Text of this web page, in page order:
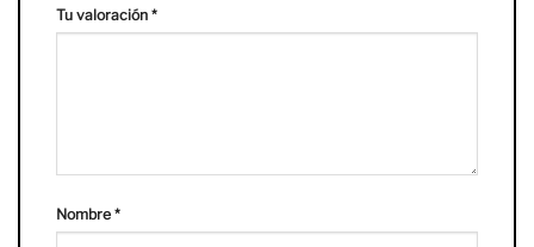
Tu valoración *
Nombre *